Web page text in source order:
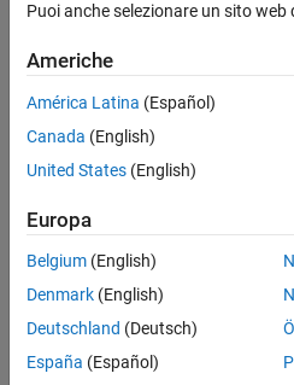
Puoi anche selezionare un sito web
Americhe
América Latina (Español)
Canada (English)
United States (English)
Europa
Belgium (English)
Denmark (English)
Deutschland (Deutsch)
España (Español)
Centro di fiducia
Antipirateria
Stato
© 1994-2026 The MathWorks, Inc.